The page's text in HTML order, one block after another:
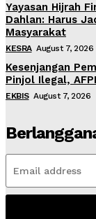
Yayasan Hijrah
Dahlan: Harus
Masyarakat
KESRA August 7, 2026
Kesenjangan
Pinjol Ilegal,
EKBIS August 7, 2026